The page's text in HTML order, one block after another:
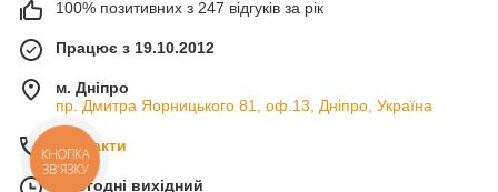
100% позитивних з 247 відгуків за рік
Працює з 19.10.2012
м. Дніпро
пр. Дмитра Яорницького 81, оф.13, Дніпро, Україна
Контакти
Сьогодні вихідний
КНОПКА
ЗВ'ЯЗКУ